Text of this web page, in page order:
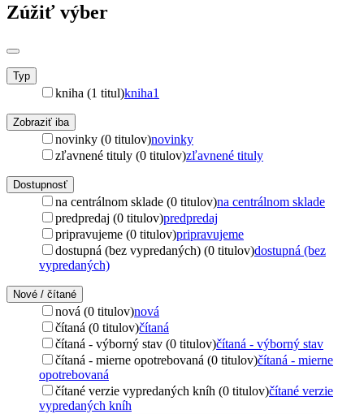
Zúžiť výber
Typ
kniha (1 titul)kniha1
Zobraziť iba
novinky (0 titulov)novinky
zľavnené tituly (0 titulov)zľavnené tituly
Dostupnosť
na centrálnom sklade (0 titulov)na centrálnom sklade
predpredaj (0 titulov)predpredaj
pripravujeme (0 titulov)pripravujeme
dostupná (bez vypredaných) (0 titulov)dostupná (bez
vypredaných)
Nové / čítané
nová (0 titulov)nová
čítaná (0 titulov)čítaná
čítaná - výborný stav (0 titulov)čítaná - výborný stav
čítaná - mierne opotrebovaná (0 titulov)čítaná - mierne
opotrebovaná
čítané verzie vypredaných kníh (0 titulov)čítané verzie
vypredaných kníh